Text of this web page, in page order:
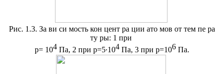
Рис. 1.3. За ви си мость кон цент ра ции ато мов от тем пе ра
ту ры: 1 при
р= 104 Па, 2 при р=5∙104 Па, 3 при р=106 Па.